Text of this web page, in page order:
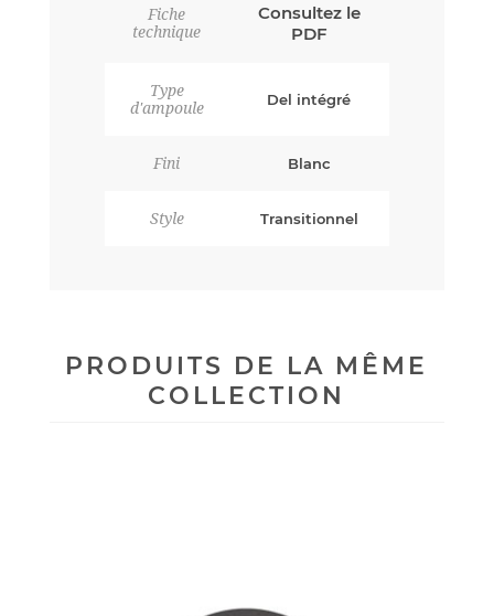
Fiche
technique
Consultez le
PDF
Type
d'ampoule
Del intégré
Fini Blanc
Style Transitionnel
PRODUITS DE LA MÊME
COLLECTION